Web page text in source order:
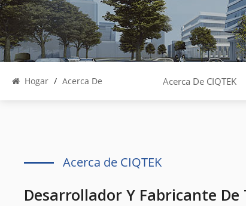
Hogar / Acerca De Acerca De CIQTEK
Acerca de CIQTEK
Desarrollador Y Fabricante De